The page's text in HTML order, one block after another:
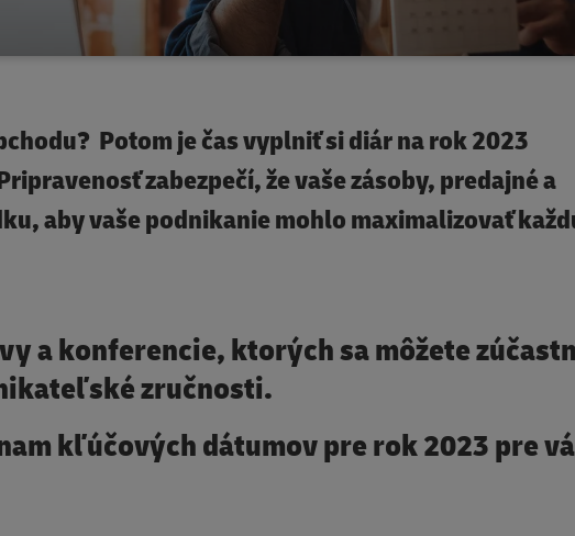
Potom je čas vyplniť si diár na rok 2023
zabezpečí, že vaše zásoby, predajné a
aby vaše podnikanie mohlo maximalizovať
a konferencie, ktorých sa môžete
zručnosti.
kľúčových dátumov pre rok 2023 pre